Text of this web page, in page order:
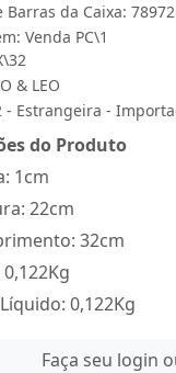
Barras da Caixa:
Venda PC\1
& LEO
- Estrangeira -
do Produto
1cm
22cm
32cm
0,122Kg
0,122Kg
Faça seu login